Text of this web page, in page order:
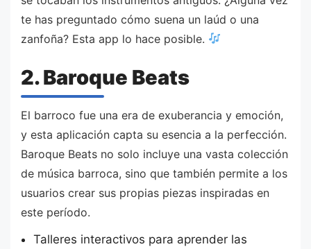
te has preguntado cómo suena un laúd o una
zanfoña? Esta app lo hace posible.
2. Baroque Beats
El barroco fue una era de exuberancia y emoción,
y esta aplicación capta su esencia a la perfección.
Baroque Beats no solo incluye una vasta colección
de música barroca, sino que también permite a los
usuarios crear sus propias piezas inspiradas en
este período.
Talleres interactivos para aprender las